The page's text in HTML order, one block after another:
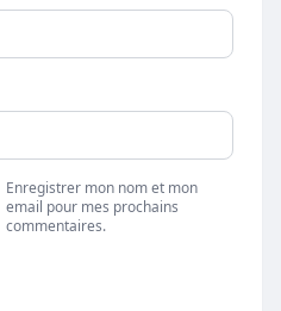
Enregistrer mon nom et mon
email pour mes prochains
commentaires.